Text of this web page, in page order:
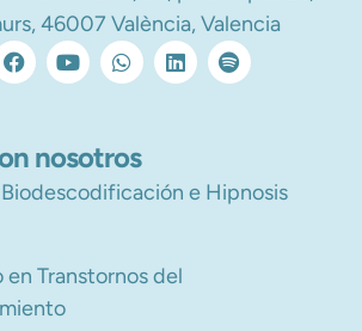
46007 València, Valencia
nosotros
e Hipnosis
Transtornos del